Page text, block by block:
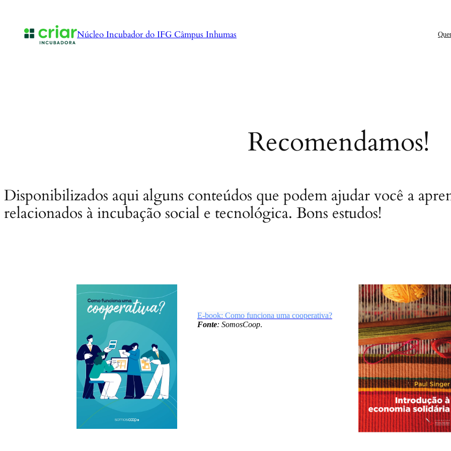
conteúdo
Núcleo Incubador do IFG Câmpus Inhumas
Recomendamos!
Disponibilizados aqui alguns conteúdos que podem ajudar você a
relacionados à incubação social e tecnológica. Bons estudos!
E-book: Como funciona uma cooperativa?
Fonte: SomosCoop.